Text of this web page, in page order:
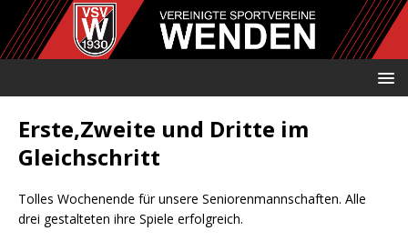
Erste,Zweite und Dritte im
Gleichschritt
Tolles Wochenende für unsere Seniorenmannschaften. Alle
drei gestalteten ihre Spiele erfolgreich.